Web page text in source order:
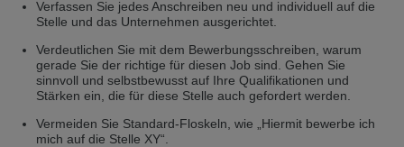
selected one. This website is also available in German. Would you like to
switch to the German version?
Switch to German version Stay on this version
Wir haben erkannt, dass ihr Browser eine andere Sprache als die derzeit
angezeigte bevorzugt. Diese Webseite ist auch auf Deutsch verfügbar.
Möchten Sie zur Deutschen Version wechseln?
Verfassen Sie jedes Anschreiben neu und individuell auf die
Stelle und das Unternehmen ausgerichtet.
Verdeutlichen Sie mit dem Bewerbungsschreiben, warum
gerade Sie der richtige für diesen Job sind. Gehen Sie
sinnvoll und selbstbewusst auf Ihre Qualifikationen und
Stärken ein, die für diese Stelle auch gefordert werden.
Vermeiden Sie Standard-Floskeln, wie „Hiermit bewerbe ich
mich auf die Stelle XY“.